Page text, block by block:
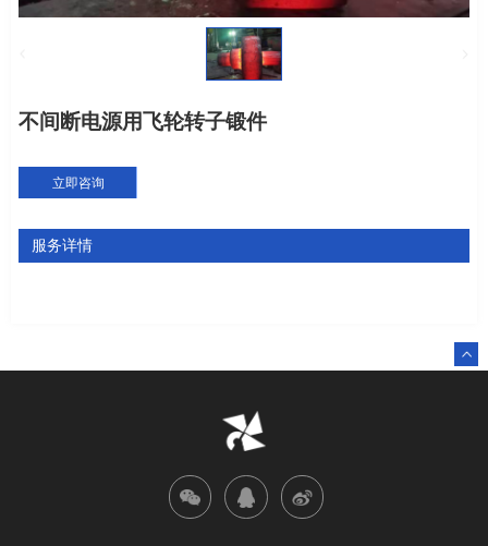
不间断电源用飞轮转子锻件
立即咨询
服务详情